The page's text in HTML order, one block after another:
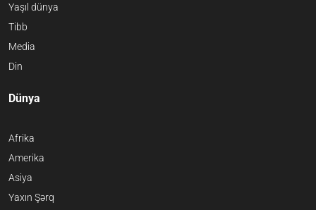
Yaşıl dünya
Tibb
Media
Din
Dünya
Afrika
Amerika
Asiya
Yaxın Şərq